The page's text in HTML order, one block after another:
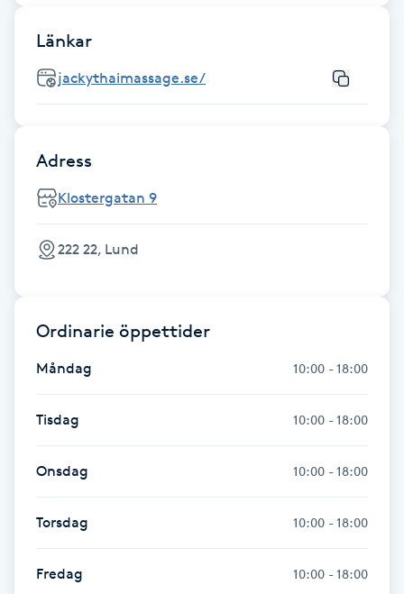
Gel naglar
Gelenaglar
Gellack
Gruppträning
Gua Sha-massage
Hatha Yoga
Länkar
jackythaimassage.se/
Adress
Klostergatan 9
222 22, Lund
Ordinarie öppettider
Måndag 10:00 - 18:00
Tisdag 10:00 - 18:00
Onsdag 10:00 - 18:00
Torsdag 10:00 - 18:00
Fredag 10:00 - 18:00